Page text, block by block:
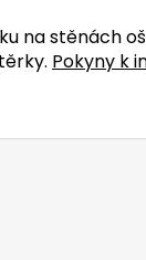
na stěnách
Pokyny k